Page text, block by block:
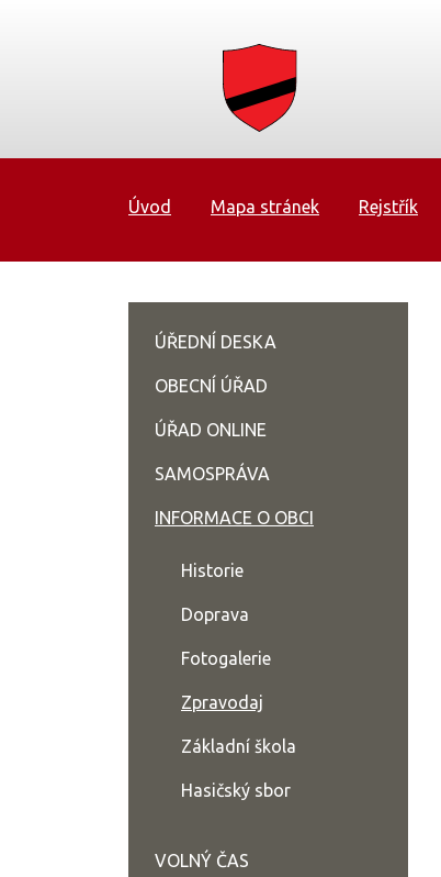
Úvod Mapa stránek Rejstřík
ÚŘEDNÍ DESKA
OBECNÍ ÚŘAD
ÚŘAD ONLINE
SAMOSPRÁVA
INFORMACE O OBCI
Historie
Doprava
Fotogalerie
Zpravodaj
Základní škola
Hasičský sbor
VOLNÝ ČAS